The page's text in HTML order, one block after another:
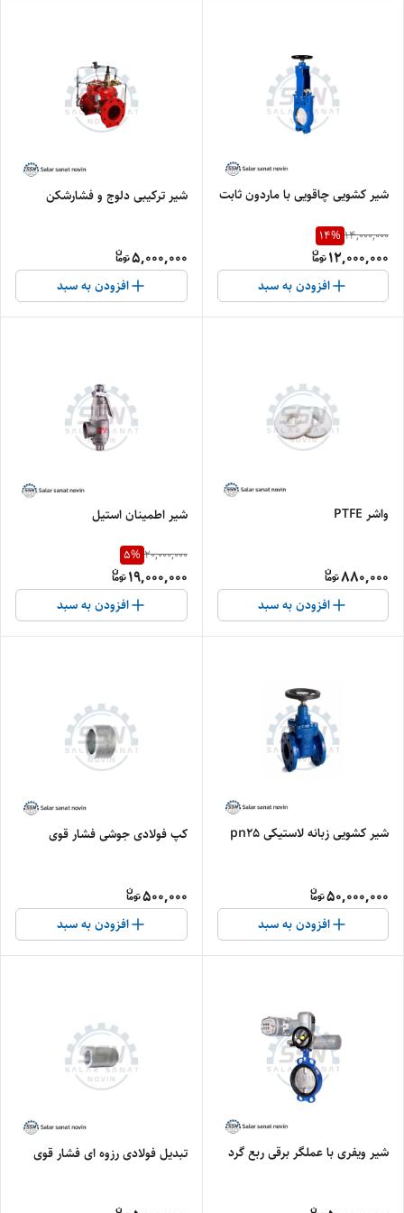
شیر کشویی چاقویی با ماردون ثابت
14,000,000
14%
12,000,000
افزودن به سبد
شیر ترکیبی دلوج و فشارشکن
5,000,000
افزودن به سبد
واشر PTFE
880,000
افزودن به سبد
شیر اطمینان استیل
20,000,000
5%
19,000,000
افزودن به سبد
شیر کشویی زبانه لاستیکی pn25
50,000,000
افزودن به سبد
کپ فولادی جوشی فشار قوی
500,000
افزودن به سبد
شیر ویفری با عملگر برقی ربع گرد تبدیل فولادی رزوه ای فشار قوی